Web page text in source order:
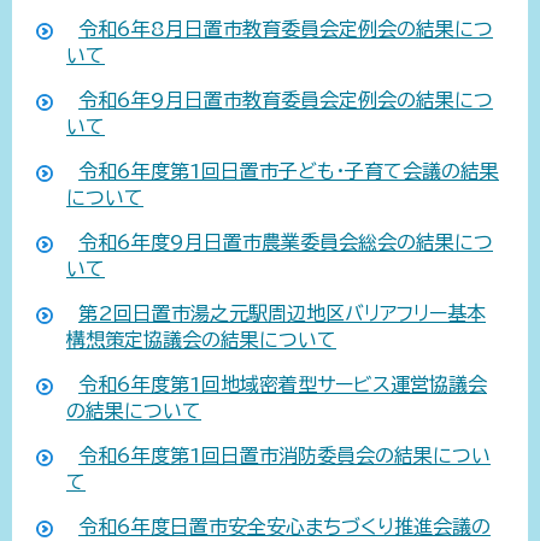
令和6年8月日置市教育委員会定例会の結果につ
いて
令和6年9月日置市教育委員会定例会の結果につ
いて
令和6年度第1回日置市子ども・子育て会議の結果
について
令和6年度9月日置市農業委員会総会の結果につ
いて
第2回日置市湯之元駅周辺地区バリアフリー基本
構想策定協議会の結果について
令和6年度第1回地域密着型サービス運営協議会
の結果について
令和6年度第1回日置市消防委員会の結果につい
て
令和6年度日置市安全安心まちづくり推進会議の